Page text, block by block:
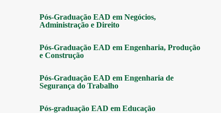
Pós-Graduação EAD em Negócios,
Administração e Direito
Pós-Graduação EAD em Engenharia, Produção
e Construção
Pós-Graduação EAD em Engenharia de
Segurança do Trabalho
Pós-graduação EAD em Educação